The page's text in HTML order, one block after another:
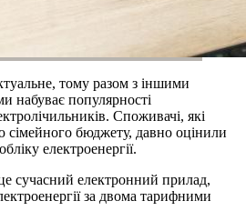
тому разом з іншими
набуває популярності
Споживачі, які
сімейного бюджету, давно оцінили
електроенергії.
сучасний електронний прилад,
за двома тарифними